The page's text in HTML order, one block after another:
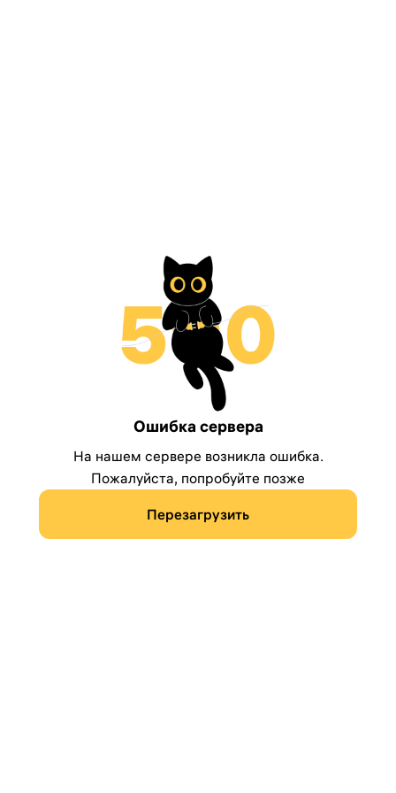
Ошибка сервера
На нашем сервере возникла ошибка.
Пожалуйста, попробуйте позже
Перезагрузить